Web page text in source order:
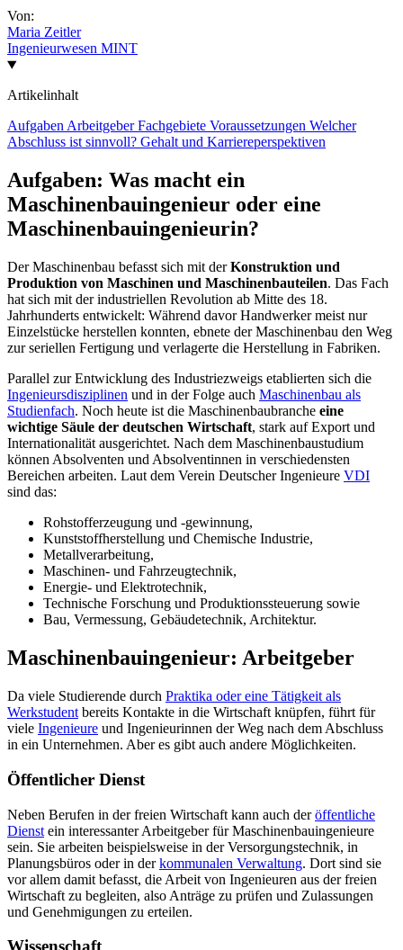
Von:
Maria Zeitler
Ingenieurwesen MINT
Artikelinhalt
AufgabenArbeitgeberFachgebiete Voraussetzungen Welcher
Abschluss ist sinnvoll? Gehalt und Karriereperspektiven
Aufgaben: Was macht ein
Maschinenbauingenieur oder eine
Maschinenbauingenieurin?
Der Maschinenbau befasst sich mit derKonstruktion und
Produktion von Maschinen und Maschinenbauteilen. Das Fach
hat sich mit der industriellen Revolution ab Mitte des 18.
Jahrhunderts entwickelt: Während davor Handwerker meist nur
Einzelstücke herstellen konnten, ebnete der Maschinenbau den Weg
zur seriellen Fertigung und verlagerte die Herstellung in Fabriken.
Parallel zur Entwicklung des Industriezweigs etablierten sich die
Ingenieursdisziplinen und in der Folge auch Maschinenbau als
Studienfach. Noch heute ist die Maschinenbaubranche eine
wichtige Säule der deutschen Wirtschaft, stark auf Export und
Internationalität ausgerichtet. Nach dem Maschinenbaustudium
können Absolventen und Absolventinnen in verschiedensten
Bereichen arbeiten. Laut dem Verein Deutscher Ingenieure VDI
sind das:
Rohstofferzeugung und -gewinnung,
Kunststoffherstellung und Chemische Industrie,
Metallverarbeitung,
Maschinen- und Fahrzeugtechnik,
Energie- und Elektrotechnik,
Technische Forschung und Produktionssteuerung sowie
Bau, Vermessung, Gebäudetechnik, Architektur.
Maschinenbauingenieur: Arbeitgeber
Da viele Studierende durch Praktika oder eine Tätigkeit als
Werkstudent bereits Kontakte in die Wirtschaft knüpfen, führt für
viele Ingenieure und Ingenieurinnen der Weg nach dem Abschluss
in ein Unternehmen. Aber es gibt auch andere Möglichkeiten.
Öffentlicher Dienst
Neben Berufen in der freien Wirtschaft kann auch deröffentliche
Dienst ein interessanter Arbeitgeber für Maschinenbauingenieure
sein. Sie arbeiten beispielsweise in der Versorgungstechnik, in
Planungsbüros oder in derkommunalen Verwaltung. Dort sind sie
vor allem damit befasst, die Arbeit von Ingenieuren aus der freien
Wirtschaft zu begleiten, also Anträge zu prüfen und Zulassungen
und Genehmigungen zu erteilen.
Wissenschaft